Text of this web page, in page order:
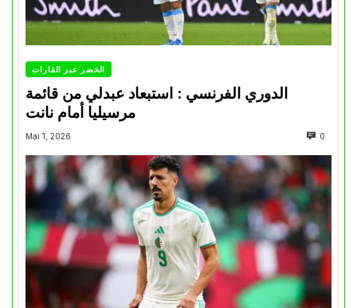
الخضر عبر القارات
الدوري الفرنسي : استبعاد عبدلي من قائمة
مرسيليا أمام نانت
Mai 1, 2026 0